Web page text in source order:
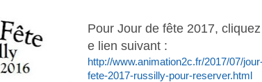
Pour Jour de fête 2017,
e lien suivant :
http://www.animation2c.fr/2017/07/
fete-2017-russilly-pour-reserver.html